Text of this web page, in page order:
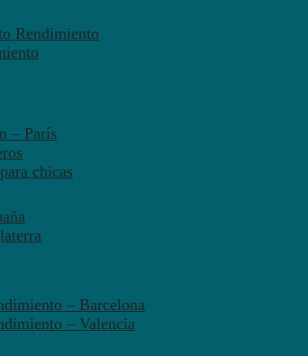
Rendimiento
– París
chicas
– Barcelona
– Valencia